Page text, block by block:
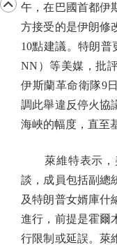
午，在巴國首都伊
方接受的是伊朗修
10點建議。特朗
NN）等美媒，批
伊斯蘭革命衛隊9
調此舉違反停火協
海峽的幅度，直至
萊維特表示，
談，成員包括副總
及特朗普女婿庫什
進行，前提是霍爾
行限制或延誤。萊